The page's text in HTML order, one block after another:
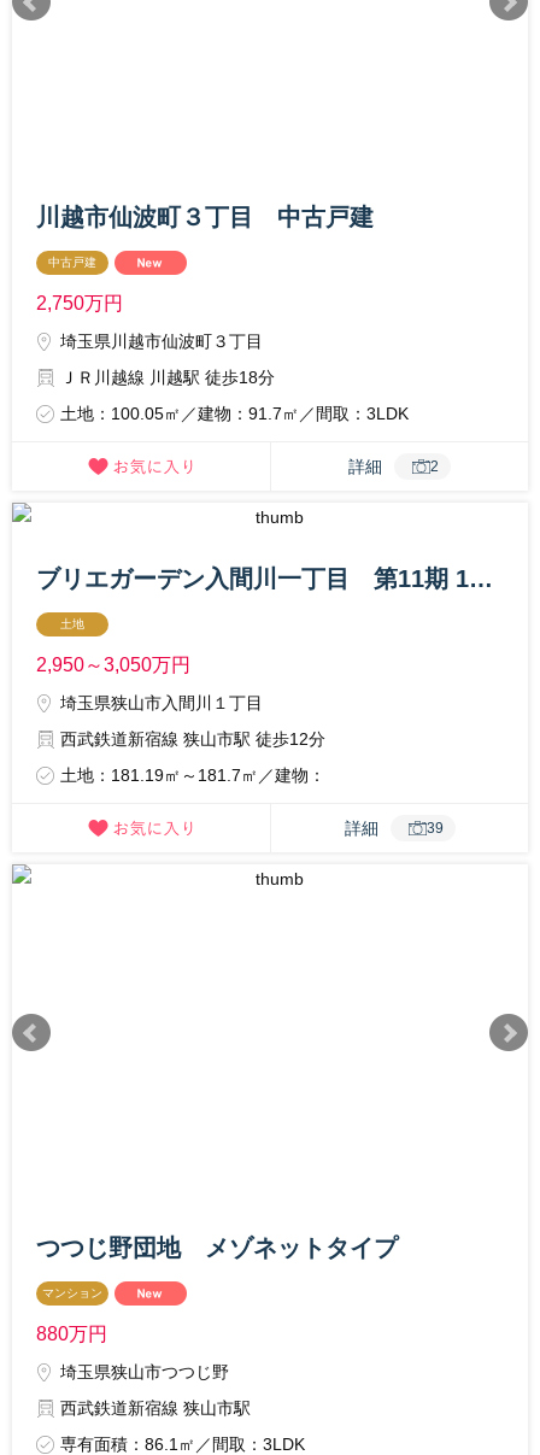
川越市仙波町３丁目 中古戸建
中古戸建
2,750万円
埼玉県川越市仙波町３丁目
ＪＲ川越線 川越駅 徒歩18分
土地：100.05㎡／建物：91.7㎡／間取：3LDK
詳細 2
ブリエガーデン入間川一丁目 第11期 1区画
土地
2,950～3,050万円
埼玉県狭山市入間川１丁目
西武鉄道新宿線 狭山市駅 徒歩12分
土地：181.19㎡～181.7㎡／建物：
詳細 39
つつじ野団地 メゾネットタイプ
マンション
880万円
埼玉県狭山市つつじ野
西武鉄道新宿線 狭山市駅
専有面積：86.1㎡／間取：3LDK